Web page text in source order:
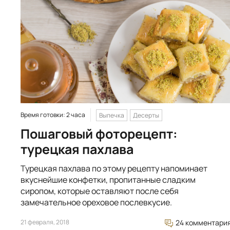
Время готовки: 2 часа Выпечка Десерты
Пошаговый фоторецепт:
турецкая пахлава
Турецкая пахлава по этому рецепту напоминает
вкуснейшие конфетки, пропитанные сладким
сиропом, которые оставляют после себя
замечательное ореховое послевкусие.
21 февраля, 2018 24